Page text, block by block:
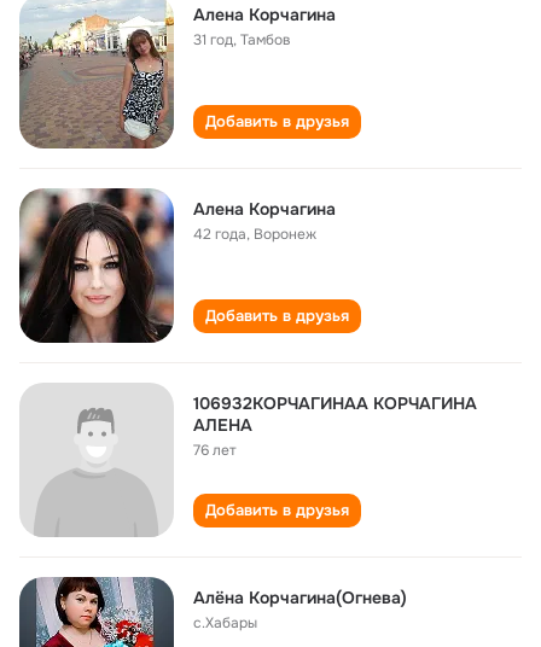
Алена Корчагина
31 год,Тамбов
Добавить в друзья
Алена Корчагина
42 года, Воронеж
Добавить в друзья
106932КОРЧАГИНАА КОРЧАГИНА
АЛЕНА
76 лет
Добавить в друзья
Алёна Корчагина(Огнева)
с.Хабары